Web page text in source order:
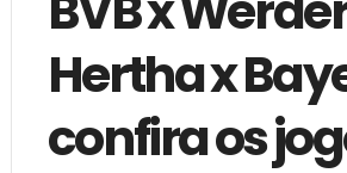
Hertha x
confira os